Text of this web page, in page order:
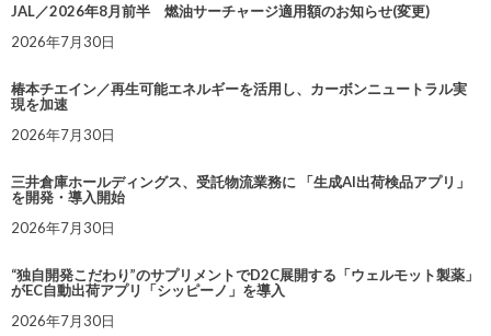
JAL／2026年8月前半 燃油サーチャージ適用額のお知らせ(変更)
2026年7月30日
椿本チエイン／再生可能エネルギーを活用し、カーボンニュートラル実
現を加速
2026年7月30日
三井倉庫ホールディングス、受託物流業務に 「生成AI出荷検品アプリ」
を開発・導入開始
2026年7月30日
“独自開発こだわり”のサプリメントでD2C展開する「ウェルモット製薬」
がEC自動出荷アプリ「シッピーノ」を導入
2026年7月30日